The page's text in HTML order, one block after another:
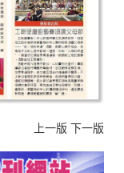
上一版 下一版